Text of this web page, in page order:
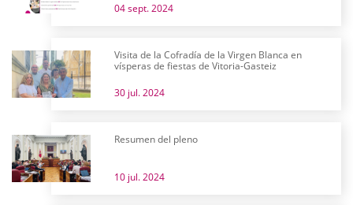
04 sept. 2024
Visita de la Cofradía de la Virgen Blanca en
vísperas de fiestas de Vitoria-Gasteiz
30 jul. 2024
Resumen del pleno
10 jul. 2024